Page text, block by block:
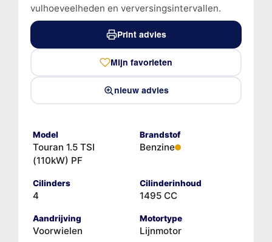
vulhoeveelheden en verversingsintervallen.
Print advies
Mijn favorieten
nieuw advies
Model
Touran 1.5 TSI
(110kW) PF
Brandstof
Benzine
Cilinders
4
Cilinderinhoud
1495 CC
Aandrijving
Voorwielen
Motortype
Lijnmotor